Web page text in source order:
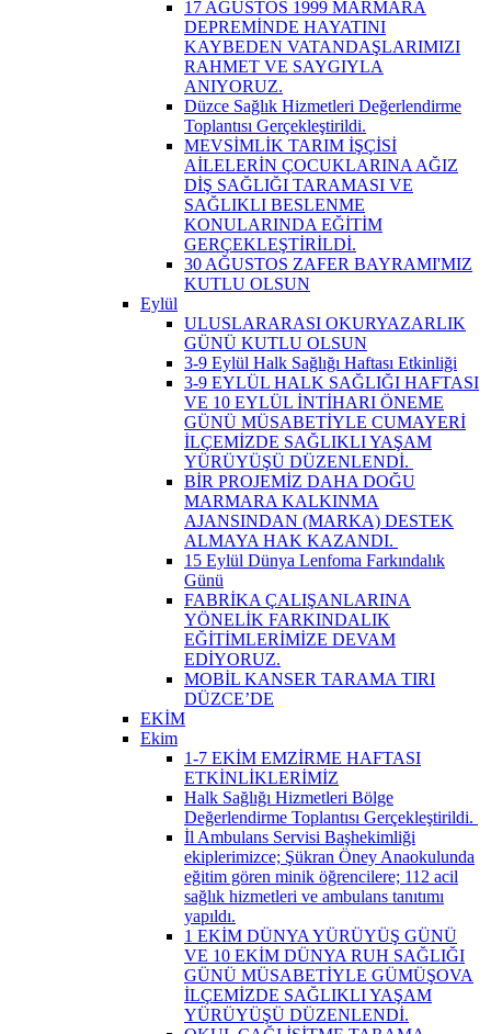
17 AĞUSTOS 1999 MARMARA
DEPREMİNDE HAYATINI
KAYBEDEN VATANDAŞLARIMIZI
RAHMET VE SAYGIYLA
ANIYORUZ.
Düzce Sağlık Hizmetleri Değerlendirme
Toplantısı Gerçekleştirildi.
MEVSİMLİK TARIM İŞÇİSİ
AİLELERİN ÇOCUKLARINA AĞIZ
DİŞ SAĞLIĞI TARAMASI VE
SAĞLIKLI BESLENME
KONULARINDA EĞİTİM
GERÇEKLEŞTİRİLDİ.
30 AĞUSTOS ZAFER BAYRAMI'MIZ
KUTLU OLSUN
Eylül
ULUSLARARASI OKURYAZARLIK
GÜNÜ KUTLU OLSUN
3-9 Eylül Halk Sağlığı Haftası Etkinliği
3-9 EYLÜL HALK SAĞLIĞI HAFTASI
VE 10 EYLÜL İNTİHARI ÖNEME
GÜNÜ MÜSABETİYLE CUMAYERİ
İLÇEMİZDE SAĞLIKLI YAŞAM
YÜRÜYÜŞÜ DÜZENLENDİ. ​
BİR PROJEMİZ DAHA DOĞU
MARMARA KALKINMA
AJANSINDAN (MARKA) DESTEK
ALMAYA HAK KAZANDI. ​
15 Eylül Dünya Lenfoma Farkındalık
Günü
FABRİKA ÇALIŞANLARINA
YÖNELİK FARKINDALIK
EĞİTİMLERİMİZE DEVAM
EDİYORUZ.
MOBİL KANSER TARAMA TIRI
DÜZCE’DE
EKİM
Ekim
1-7 EKİM EMZİRME HAFTASI
ETKİNLİKLERİMİZ
Halk Sağlığı Hizmetleri Bölge
Değerlendirme Toplantısı Gerçekleştirildi. ​
İl Ambulans Servisi Başhekimliği
ekiplerimizce; Şükran Öney Anaokulunda
eğitim gören minik öğrencilere; 112 acil
sağlık hizmetleri ve ambulans tanıtımı
yapıldı.
1 EKİM DÜNYA YÜRÜYÜŞ GÜNÜ
VE 10 EKİM DÜNYA RUH SAĞLIĞI
GÜNÜ MÜSABETİYLE GÜMÜŞOVA
İLÇEMİZDE SAĞLIKLI YAŞAM
YÜRÜYÜŞÜ DÜZENLENDİ.